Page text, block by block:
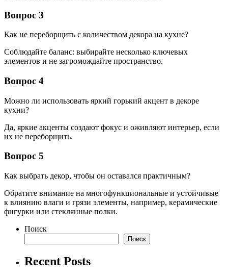
Вопрос 3
Как не переборщить с количеством декора на кухне?
Соблюдайте баланс: выбирайте несколько ключевых
элементов и не загромождайте пространство.
Вопрос 4
Можно ли использовать яркий горький акцент в декоре
кухни?
Да, яркие акценты создают фокус и оживляют интерьер, если
их не переборщить.
Вопрос 5
Как выбрать декор, чтобы он оставался практичным?
Обратите внимание на многофункциональные и устойчивые
к влиянию влаги и грязи элементы, например, керамические
фигурки или стеклянные полки.
Поиск
Поиск
Recent Posts